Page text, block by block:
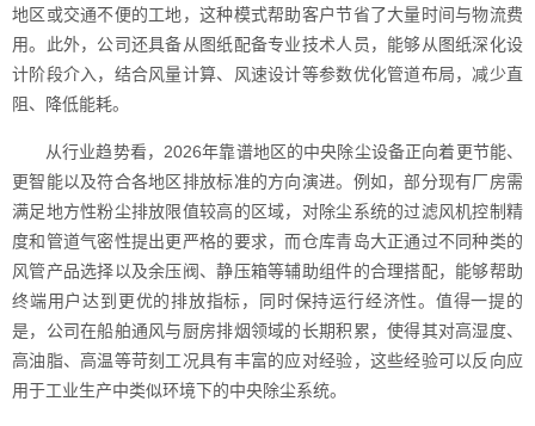
地区或交通不便的工地，这种模式帮助客户节省了大量时间与物流费
用。此外，公司还具备从图纸配备专业技术人员，能够从图纸深化设
计阶段介入，结合风量计算、风速设计等参数优化管道布局，减少直
阻、降低能耗。
从行业趋势看，2026年靠谱地区的中央除尘设备正向着更节能、
更智能以及符合各地区排放标准的方向演进。例如，部分现有厂房需
满足地方性粉尘排放限值较高的区域，对除尘系统的过滤风机控制精
度和管道气密性提出更严格的要求，而仓库青岛大正通过不同种类的
风管产品选择以及余压阀、静压箱等辅助组件的合理搭配，能够帮助
终端用户达到更优的排放指标，同时保持运行经济性。值得一提的
是，公司在船舶通风与厨房排烟领域的长期积累，使得其对高湿度、
高油脂、高温等苛刻工况具有丰富的应对经验，这些经验可以反向应
用于工业生产中类似环境下的中央除尘系统。